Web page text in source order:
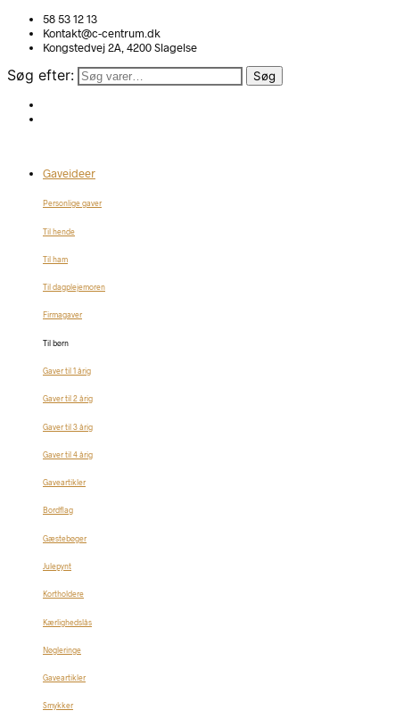
58 53 12 13
Kontakt@c-centrum.dk
Kongstedvej 2A, 4200 Slagelse
Søg efter: Søg
Gaveideer
Personlige gaver
Til hende
Til ham
Til dagplejemoren
Firmagaver
Til børn
Gaver til 1 årig
Gaver til 2 årig
Gaver til 3 årig
Gaver til 4 årig
Gaveartikler
Bordflag
Gæstebøger
Julepynt
Kortholdere
Kærlighedslås
Nøgleringe
Gaveartikler
Smykker